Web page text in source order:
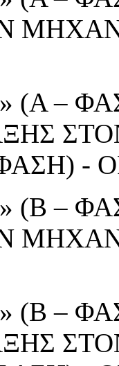
(Α –
ΦΑΣΗ)
(Β –
(Β –